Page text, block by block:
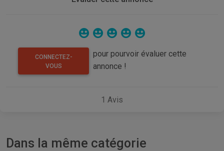
CONNECTEZ-
VOUS
pour pourvoir évaluer cette
annonce !
1 Avis
Dans la même catégorie